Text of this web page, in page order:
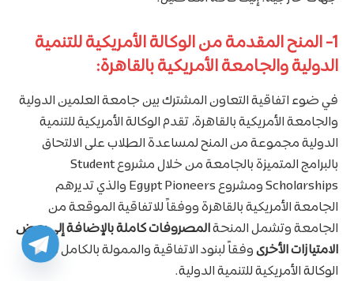
1- المنح المقدمة من الوكالة الأمريكية للتنمية
الدولية والجامعة الأمريكية بالقاهرة:
في ضوء اتفاقية التعاون المشترك بين جامعة العلمين الدولية
والجامعة الأمريكية بالقاهرة، تقدم الوكالة الأمريكية للتنمية
الدولية مجموعة من المنح لمساعدة الطلاب على الالتحاق
بالبرامج المتميزة بالجامعة من خلال مشروع Student
Scholarships ومشروع Egypt Pioneers والذي تديرهم
الجامعة الأمريكية بالقاهرة ووفقاً للاتفاقية الموقعة من
الجامعة وتشمل المنحةالمصروفات كاملة بالإضافة إلى بعض
الامتيازات الأخرىوفقاً لبنود الاتفاقية والممولة بالكامل من
الوكالة الأمريكية للتنمية الدولية.